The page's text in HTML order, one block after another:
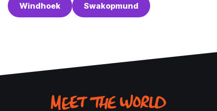
Windhoek Swakopmund